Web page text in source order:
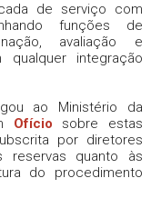
de serviço com
funções de
avaliação e
qualquer integração
ao Ministério da
Ofício sobre estas
por diretores
reservas quanto às
do procedimento